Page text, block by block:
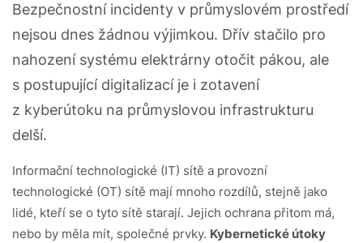
Bezpečnostní incidenty v průmyslovém prostředí
nejsou dnes žádnou výjimkou. Dřív stačilo pro
nahození systému elektrárny otočit pákou, ale
s postupující digitalizací je i zotavení
z kyberútoku na průmyslovou infrastrukturu
delší.
Informační technologické (IT) sítě a provozní
technologické (OT) sítě mají mnoho rozdílů, stejně jako
lidé, kteří se o tyto sítě starají. Jejich ochrana přitom má,
nebo by měla mít, společné prvky. Kybernetické útoky